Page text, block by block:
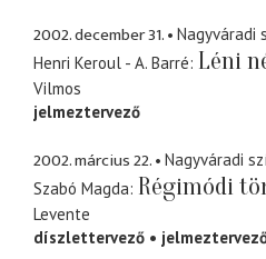
2002. december 31.
Nagyváradi
Henri Keroul - A. Barré Léni
Vilmos
jelmeztervező
2002. március 22.
Nagyváradi
Szabó Magda Régimódi
Levente
díszlettervező